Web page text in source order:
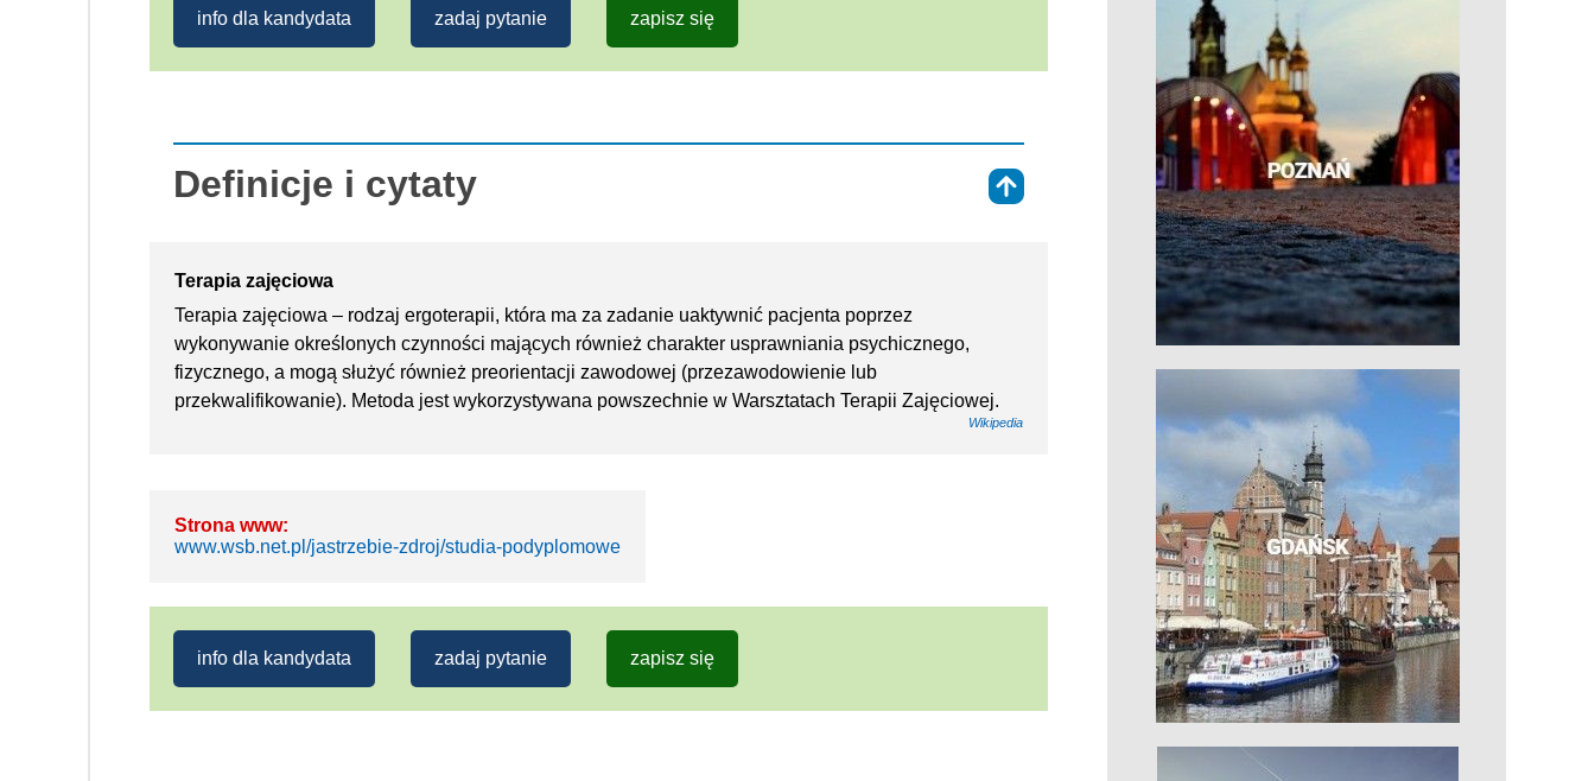
info dla kandydata zadaj pytanie zapisz się
Definicje i cytaty
Terapia zajęciowa
Terapia zajęciowa – rodzaj ergoterapii, która ma za zadanie uaktywnić pacjenta poprzez
wykonywanie określonych czynności mających również charakter usprawniania psychicznego,
fizycznego, a mogą służyć również preorientacji zawodowej (przezawodowienie lub
przekwalifikowanie). Metoda jest wykorzystywana powszechnie w Warsztatach Terapii Zajęciowej.
Wikipedia
Strona www:
www.wsb.net.pl/jastrzebie-zdroj/studia-podyplomowe
info dla kandydata zadaj pytanie zapisz się